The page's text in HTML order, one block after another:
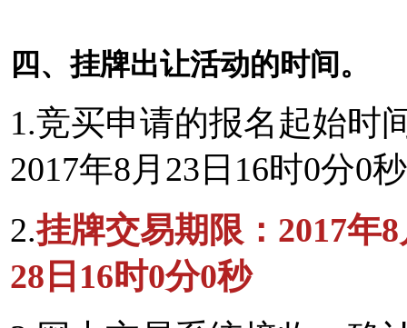
四、挂牌出让活动的时间。
1.竞买申请的报名起始时
2017年8月23日16时0分0
2.挂牌交易期限：2017年
28日16时0分0秒